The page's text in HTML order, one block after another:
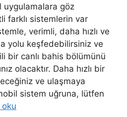
uygulamalara göz
farklı sistemlerin var
verimli, daha hızlı ve
yolu keşfedebilirsiniz ve
bir canlı bahis bölümünü
olacaktır. Daha hızlı bir
ve ulaşmaya
sistem uğruna, lütfen
oku